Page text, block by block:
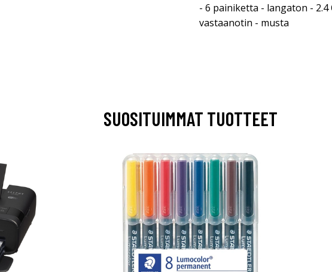
- 6 painiketta - langaton - 2.4
vastaanotin - musta
SUOSITUIMMAT TUOTTEET